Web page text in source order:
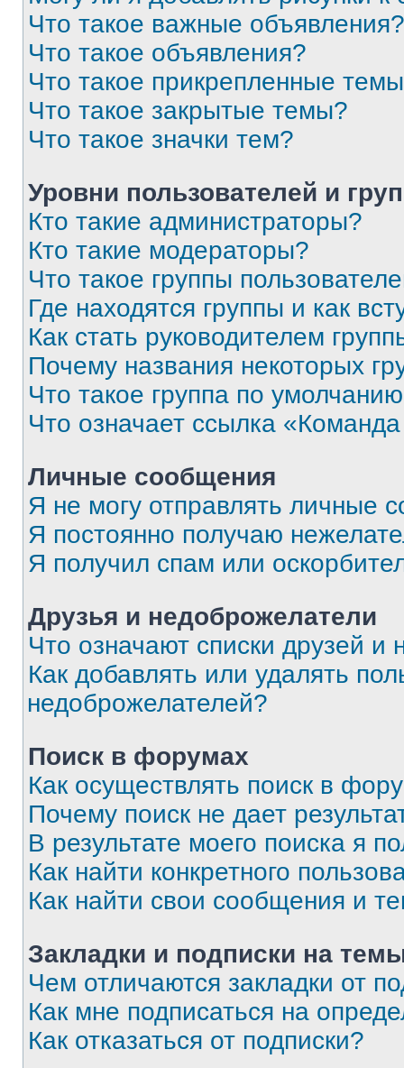
Что такое важные объявления?
Что такое объявления?
Что такое прикрепленные
Что такое закрытые темы?
Что такое значки тем?
Уровни пользователей и
Кто такие администраторы?
Кто такие модераторы?
Что такое группы
Где находятся группы и как
Как стать руководителем
Почему названия некоторых
Что такое группа по
Что означает ссылка
Личные сообщения
Я не могу отправлять личные
Я постоянно получаю
Я получил спам или
Друзья и недоброжелатели
Что означают списки друзей и
Как добавлять или удалять
недоброжелателей?
Поиск в форумах
Как осуществлять поиск в
Почему поиск не дает
В результате моего поиска я
Как найти конкретного
Как найти свои сообщения и
Закладки и подписки на
Чем отличаются закладки от
Как мне подписаться на
Как отказаться от подписки?